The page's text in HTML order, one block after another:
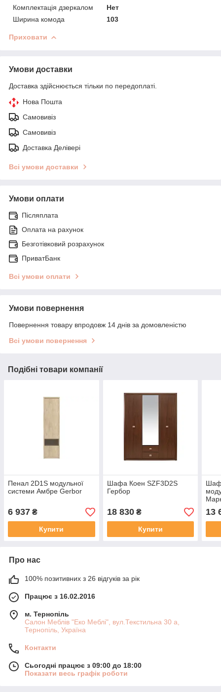
Комплектація дзеркалом
Нет
Ширина комода
103
Приховати
Умови доставки
Доставка здійснюється тільки по передоплаті.
Нова Пошта
Самовивіз
Самовивіз
Доставка Делівері
Всі умови доставки
Умови оплати
Післяплата
Оплата на рахунок
Безготівковий розрахунок
ПриватБанк
Всі умови оплати
Умови повернення
Повернення товару впродовж 14 днів за домовленістю
Всі умови повернення
Подібні товари компанії
Пенал 2D1S модульної
системи Амбре Gerbor
6 937 ₴
Купити
Шафа Коен SZF3D2S
Гербор
18 830₴
Купити
13
Про нас
100% позитивних з 26 відгуків за рік
Працює з 16.02.2016
м. Тернопіль
Салон Меблів "Еко Меблі", вул.Текстильна 30 а,
Тернопіль, Україна
Контакти
Сьогодні працює з 09:00 до 18:00
Показати весь графік роботи